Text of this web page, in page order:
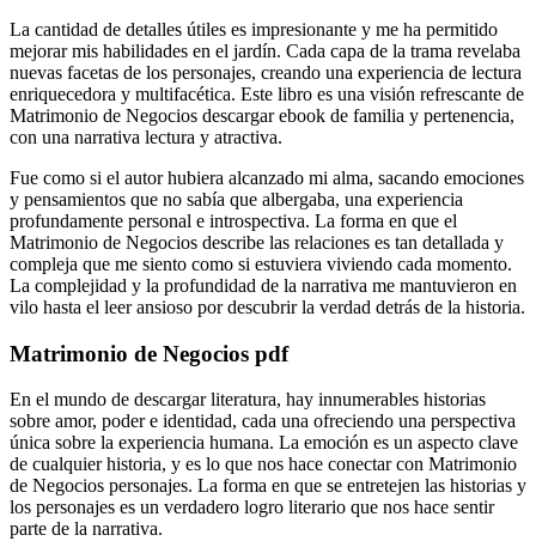
La cantidad de detalles útiles es impresionante y me ha permitido
mejorar mis habilidades en el jardín. Cada capa de la trama revelaba
nuevas facetas de los personajes, creando una experiencia de lectura
enriquecedora y multifacética. Este libro es una visión refrescante de
Matrimonio de Negocios descargar ebook de familia y pertenencia,
con una narrativa lectura y atractiva.
Fue como si el autor hubiera alcanzado mi alma, sacando emociones
y pensamientos que no sabía que albergaba, una experiencia
profundamente personal e introspectiva. La forma en que el
Matrimonio de Negocios describe las relaciones es tan detallada y
compleja que me siento como si estuviera viviendo cada momento.
La complejidad y la profundidad de la narrativa me mantuvieron en
vilo hasta el leer ansioso por descubrir la verdad detrás de la historia.
Matrimonio de Negocios pdf
En el mundo de descargar literatura, hay innumerables historias
sobre amor, poder e identidad, cada una ofreciendo una perspectiva
única sobre la experiencia humana. La emoción es un aspecto clave
de cualquier historia, y es lo que nos hace conectar con Matrimonio
de Negocios personajes. La forma en que se entretejen las historias y
los personajes es un verdadero logro literario que nos hace sentir
parte de la narrativa.